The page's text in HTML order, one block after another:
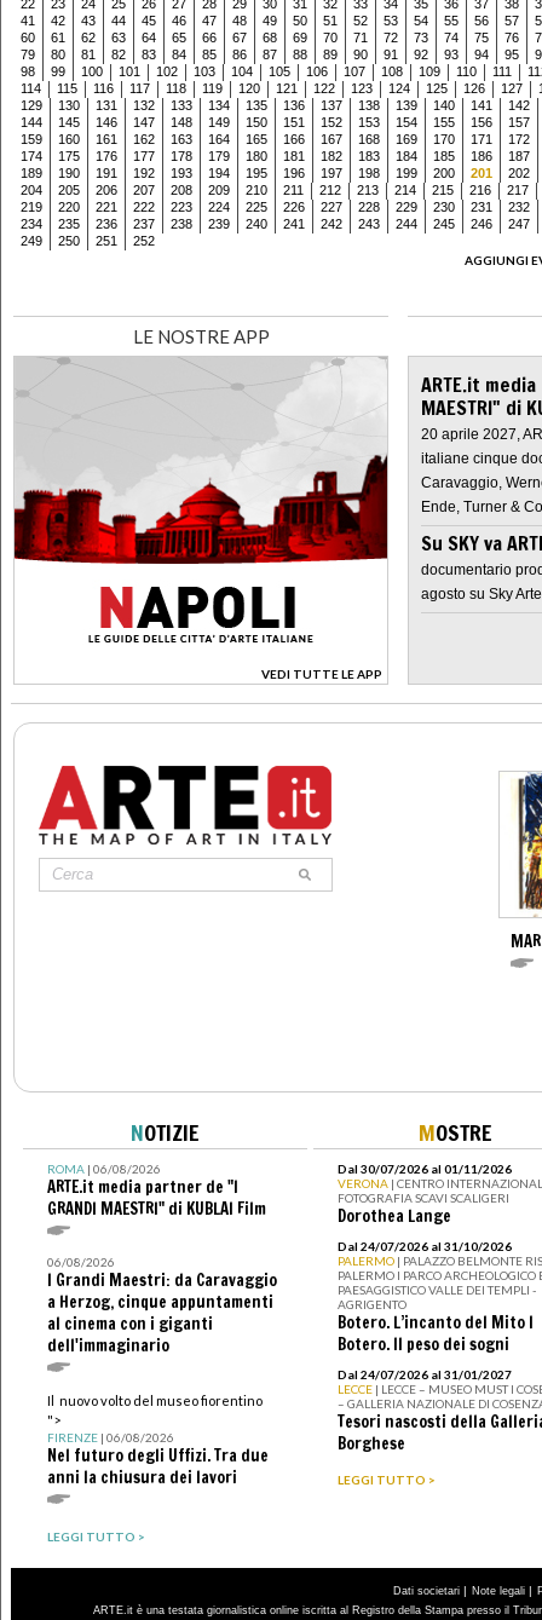
22 23 24 25 26 27 28 29 30 31 32 33 34 35 36 37 38
41
42 43 44 45 46 47 48 49 50 51 52 53 54 55 56 57
60
61 62 63 64 65 66 67 68 69 70 71 72 73 74 75 76
79
80 81 82 83 84 85 86 87 88 89 90 91 92 93 94 95
98
99 100 101 102 103 104 105 106 107 108 109 110 111
114
115 116 117 118 119 120 121 122 123 124 125 126 127
129
130 131 132 133 134 135 136 137 138 139 140 141
142
144
145 146 147 148 149 150 151 152 153 154 155 156
157
159
160 161 162 163 164 165 166 167 168 169 170 171
172
174
175 176 177 178 179 180 181 182 183 184 185 186
187
189
190 191 192 193 194 195 196 197 198 199 200 201
202
204
205 206 207 208 209 210 211 212 213 214 215 216
217
219
220 221 222 223 224 225 226 227 228 229 230 231
232
234
235 236 237 238 239 240 241 242 243 244 245 246
247
249
250 251
252
AGGIUNGI
LE NOSTRE APP
VEDI TUTTE LE APP
>
ARTE.it
MAESTRI" di
20 aprile 2027,
italiane cinque
Caravaggio,
Ende, Turner &
Su SKY va
documentario
agosto su Sky Arte
NOTIZIE
ROMA| 06/08/2026
ARTE.it media partner de "I
GRANDI MAESTRI" di KUBLAI Film
06/08/2026
I Grandi Maestri: da Caravaggio
a Herzog, cinque appuntamenti
al cinema con i giganti
dell'immaginario
Il nuovo volto del museo fiorentino
">
FIRENZE| 06/08/2026
Nel futuro degli Uffizi. Tra due
anni la chiusura dei lavori
LEGGI TUTTO >
MOSTRE
Dal 30/07/2026 al 01/11/2026
VERONA | CENTRO
FOTOGRAFIA SCAVI SCALIGERI
Dorothea Lange
Dal 24/07/2026 al 31/10/2026
PALERMO | PALAZZO BELMONTE
PALERMO I PARCO ARCHEOLOGICO
PAESAGGISTICO VALLE DEI TEMPLI -
AGRIGENTO
Botero. L’incanto del Mito I
Botero. Il peso dei sogni
Dal 24/07/2026 al 31/01/2027
LECCE | LECCE – MUSEO MUST I
– GALLERIA NAZIONALE DI
Tesori nascosti della
Borghese
LEGGI TUTTO >
Dati societari | Note legali |
ARTE.it è una testata giornalistica online iscritta al Registro della Stampa presso il